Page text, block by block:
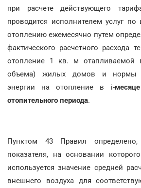
при расчете действующего
проводится исполнителем услуг по
отоплению ежемесячно путем
фактического расчетного расхода
отопление 1 кв. м
объема) жилых домов и нормы
энергии на отопление в i-
отопительного периода.
Пунктом 43 Правил
показателя, на основании
используется значение средней
внешнего воздуха для